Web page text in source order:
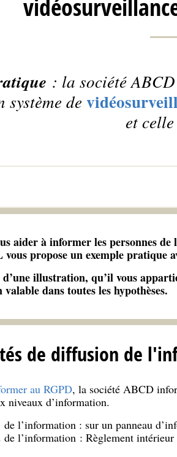
: la société
de
et
aider à informer les personnes
propose un exemple pratique
illustration, qu’il vous
dans toutes les hypothèses.
de diffusion de
au RGPD, la société ABCD
niveaux d’information.
l’information : sur un panneau
de l’information : Règlement